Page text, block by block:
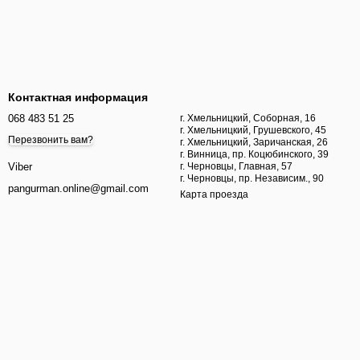
Контактная информация
068 483 51 25
Перезвонить вам?
Viber
pangurman.online@gmail.com
г. Хмельницкий, Соборная, 16
г. Хмельницкий, Грушевского, 45
г. Хмельницкий, Заричанская, 26
г. Винница, пр. Коцюбинского, 39
г. Черновцы, Главная, 57
г. Черновцы, пр. Независим., 90
Карта проезда